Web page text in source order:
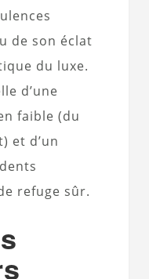
de son éclat
du luxe.
d’une
faible (du
et d’un
refuge sûr.